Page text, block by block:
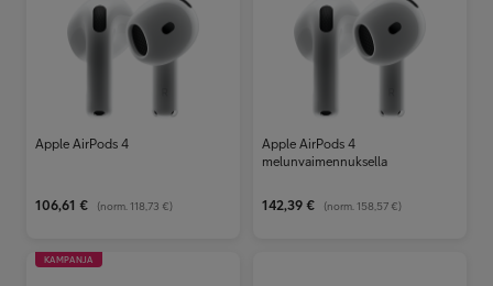
Apple AirPods 4
106,61 € (norm. 118,73 €)
Apple AirPods 4
melunvaimennuksella
142,39 € (norm. 158,57 €)
KAMPANJA